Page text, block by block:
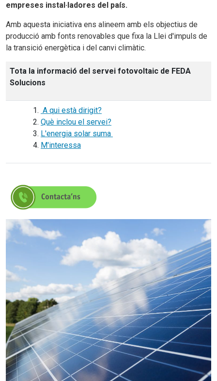
empreses instal·ladores del país.
Amb aquesta iniciativa ens alineem amb els objectius de
producció amb fonts renovables que fixa la Llei d'impuls de
la transició energètica i del canvi climàtic.
Tota la informació del servei fotovoltaic de FEDA
Solucions
A qui està dirigit?
Què inclou el servei?
L'energia solar suma
M'interessa